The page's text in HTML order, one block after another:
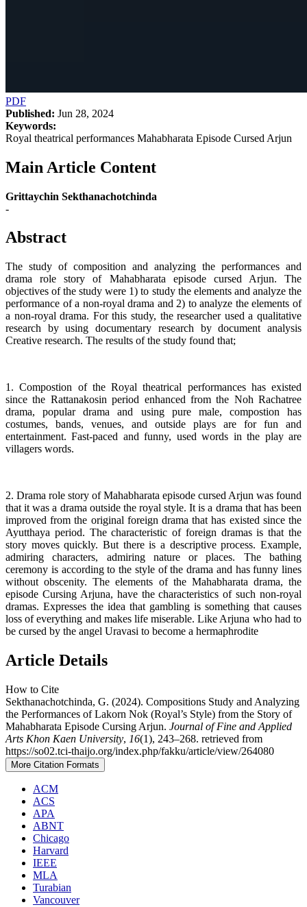
PDF
Published: Jun 28, 2024
Keywords:
Royal theatrical performances Mahabharata Episode Cursed Arjun
Main Article Content
Grittaychin Sekthanachotchinda
-
Abstract
The study of composition and analyzing the performances and
drama role story of Mahabharata episode cursed Arjun. The
objectives of the study were 1) to study the elements and analyze the
performance of a non-royal drama and 2) to analyze the elements of
a non-royal drama. For this study, the researcher used a qualitative
research by using documentary research by document analysis
Creative research. The results of the study found that;
1. Compostion of the Royal theatrical performances has existed
since the Rattanakosin period enhanced from the Noh Rachatree
drama, popular drama and using pure male, compostion has
costumes, bands, venues, and outside plays are for fun and
entertainment. Fast-paced and funny, used words in the play are
villagers words.
2. Drama role story of Mahabharata episode cursed Arjun was found
that it was a drama outside the royal style. It is a drama that has been
improved from the original foreign drama that has existed since the
Ayutthaya period. The characteristic of foreign dramas is that the
story moves quickly. But there is a descriptive process. Example,
admiring characters, admiring nature or places. The bathing
ceremony is according to the style of the drama and has funny lines
without obscenity. The elements of the Mahabharata drama, the
episode Cursing Arjuna, have the characteristics of such non-royal
dramas. Expresses the idea that gambling is something that causes
loss of everything and makes life miserable. Like Arjuna who had to
be cursed by the angel Uravasi to become a hermaphrodite
Article Details
How to Cite
Sekthanachotchinda, G. (2024). Compositions Study and Analyzing
the Performances of Lakorn Nok (Royal’s Style) from the Story of
Mahabharata Episode Cursing Arjun. Journal of Fine and Applied
Arts Khon Kaen University, 16(1), 243–268. retrieved from
https://so02.tci-thaijo.org/index.php/fakku/article/view/264080
More Citation Formats
ACM
ACS
APA
ABNT
Chicago
Harvard
IEEE
MLA
Turabian
Vancouver